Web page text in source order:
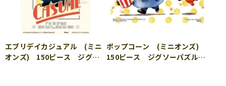
エブリデイカジュアル (ミニ
オンズ) 150ピース ジグソ
ポップコーン (ミニオンズ)
150ピース ジグソーパズル